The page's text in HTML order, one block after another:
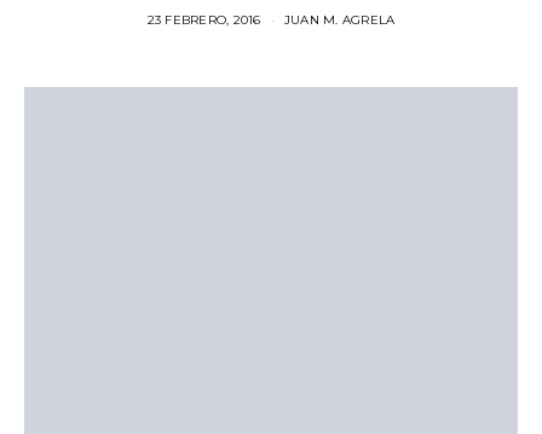
23 FEBRERO, 2016 JUAN M. AGRELA